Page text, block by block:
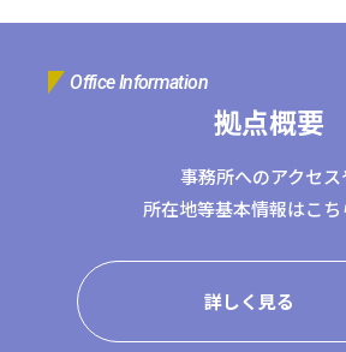
Office Information
拠点概要
事務所へのアクセス
所在地等基本情報はこち
詳しく見る